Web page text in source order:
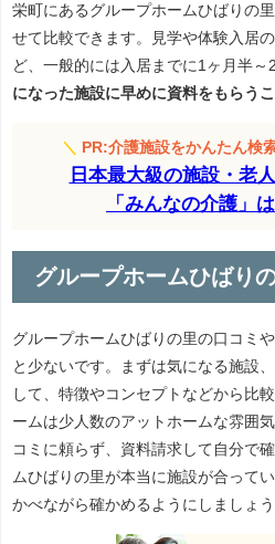
栄町にあるグループホームひばりの
せて比較できます。見学や体験入居
ど、一般的には入居までに1ヶ月半～
になった施設に早めに資料をもらうこ
＼ PR:介護施設をかんたん検
日本最大級の施設・老
「みんなの介護」
グループホームひばり
グループホームひばりの里の口コミ
と少ないです。まずは気になる施設
して、特徴やコンセプトなどから比
ームは少人数のアットホームな雰囲
コミに頼らず、資料請求して自分で
ムひばりの里が本当に施設が合って
かべながら確かめるようにしましょう